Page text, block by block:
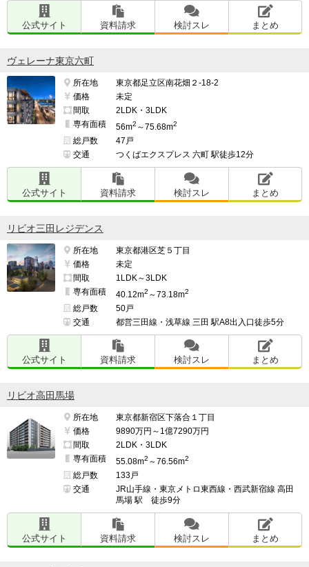
公式サイト 資料請求 検討スレ まとめ
ヴェレーナ東京六町
所在地
東京都足立区南花畑２-18-2
価格
未定
間取
2LDK・3LDK
専有面積
56m2 ～75.68m2
総戸数
47戸
交通
つくばエクスプレス 六町 駅徒歩12分
公式サイト 資料請求 検討スレ まとめ
リビオ三田レジデンス
所在地
東京都港区芝５丁目
価格
未定
間取
1LDK～3LDK
専有面積
40.12m2 ～73.18m2
総戸数
50戸
交通
都営三田線・浅草線 三田 駅A8出入口徒歩5分
公式サイト 資料請求 検討スレ まとめ
リビオ高田馬場
所在地
東京都新宿区下落合１丁目
価格
9890万円～1億7290万円
間取
2LDK・3LDK
専有面積
55.08m2 ～76.56m2
総戸数
133戸
交通
JR山手線・東京メトロ東西線・西武新宿線 高田
馬場 駅 徒歩9分
公式サイト 資料請求 検討スレ まとめ